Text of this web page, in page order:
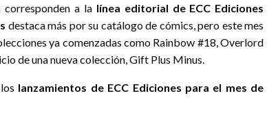
corresponden a la línea editorial de ECC Ediciones
destaca más por su catálogo de cómics, pero este mes
ya comenzadas como Rainbow #18, Overlord
de una nueva colección, Gift Plus Minus.
lanzamientos de ECC Ediciones para el mes de